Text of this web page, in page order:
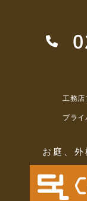
工務店
プラ
お庭、